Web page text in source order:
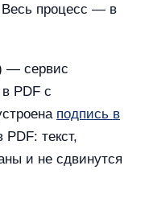
Весь процесс — в
— сервис
PDF с
подпись в
текст,
и не сдвинутся